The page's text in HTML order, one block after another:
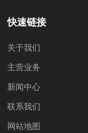
快速链接
关于我们
主营业务
新闻中心
联系我们
网站地图